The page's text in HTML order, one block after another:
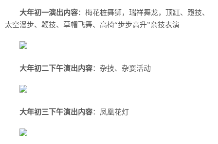
大年初一演出内容：梅花桩舞狮，瑞祥舞龙，顶缸、蹬技、
太空漫步、鞭技、草帽飞舞、高椅“步步高升”杂技表演
大年初二下午演出内容：杂技、杂耍活动
大年初三下午演出内容：凤凰花灯